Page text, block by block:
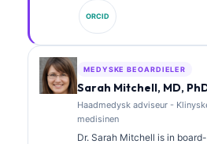
medyske krektens fan it
Dr. Klein hat wiidweidich
ynterpretaasje fan biomarkers
laboratoariumdiagnostyk
ORCID
MEDYSKE BEOARDIELER
Sarah Mitchell, MD,
Haadmedysk adviseur -
medisinen
Dr. Sarah Mitchell is in